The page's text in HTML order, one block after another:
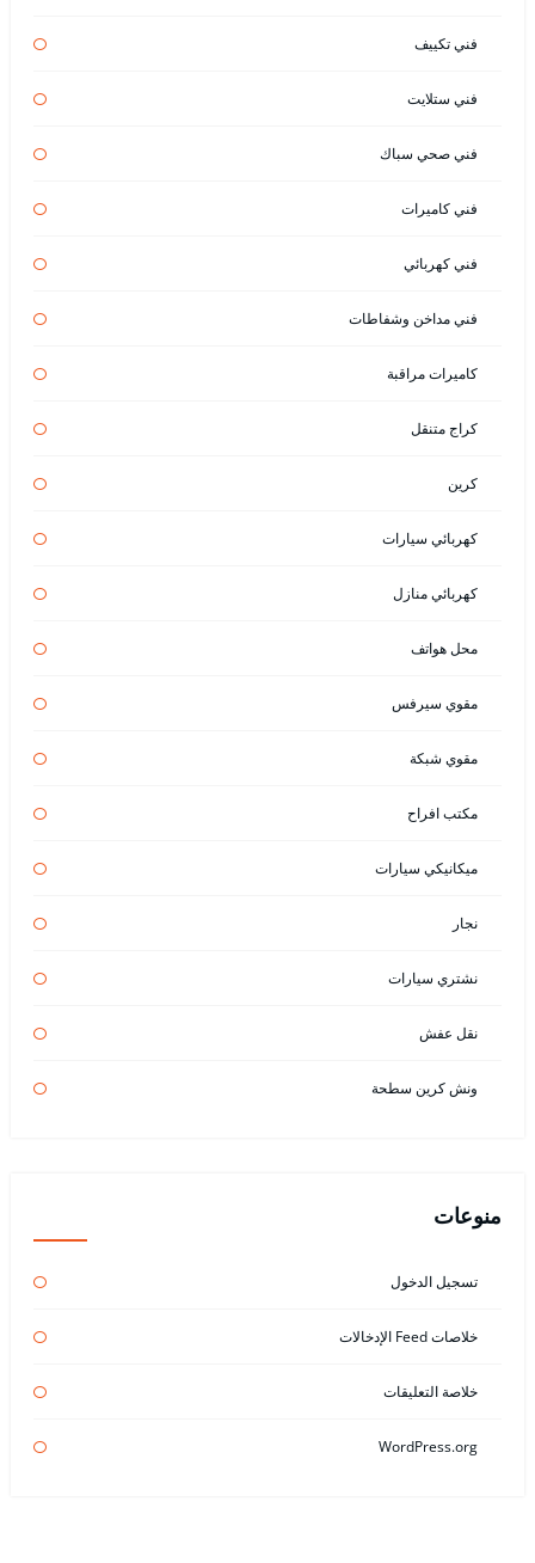
فني تكييف
فني ستلايت
فني صحي سباك
فني كاميرات
فني كهربائي
فني مداخن وشفاطات
كاميرات مراقبة
كراج متنقل
كرين
كهربائي سيارات
كهربائي منازل
محل هواتف
مقوي سيرفس
مقوي شبكة
مكتب افراح
ميكانيكي سيارات
نجار
نشتري سيارات
نقل عفش
ونش كرين سطحة
منوعات
تسجيل الدخول
خلاصات Feed الإدخالات
خلاصة التعليقات
WordPress.org